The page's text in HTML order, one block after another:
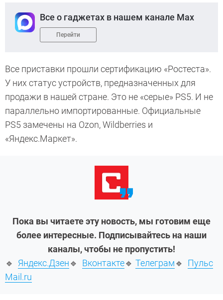
Все о гаджетах в нашем канале Max
Перейти
Все приставки прошли сертификацию «Ростеста».
У них статус устройств, предназначенных для
продажи в нашей стране. Это не «серые» PS5. И не
параллельно импортированные. Официальные
PS5 замечены на Ozon, Wildberries и
«Яндекс.Маркет».
Пока вы читаете эту новость, мы готовим еще
более интересные. Подписывайтесь на наши
каналы, чтобы не пропустить!
🔹 Яндекс.Дзен🔹 Вконтакте🔹 Телеграм🔹 Пульс
Mail.ru